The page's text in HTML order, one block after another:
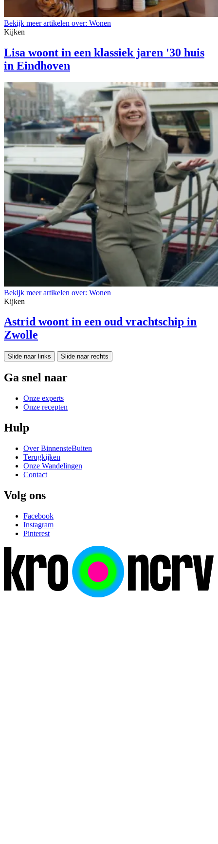
Bekijk meer artikelen over: Wonen
Kijken
Lisa woont in een klassiek jaren '30 huis
in Eindhoven
Bekijk meer artikelen over: Wonen
Kijken
Astrid woont in een oud vrachtschip in
Zwolle
Slide naar links Slide naar rechts
Ga snel naar
Onze experts
Onze recepten
Hulp
Over BinnensteBuiten
Terugkijken
Onze Wandelingen
Contact
Volg ons
Facebook
Instagram
Pinterest